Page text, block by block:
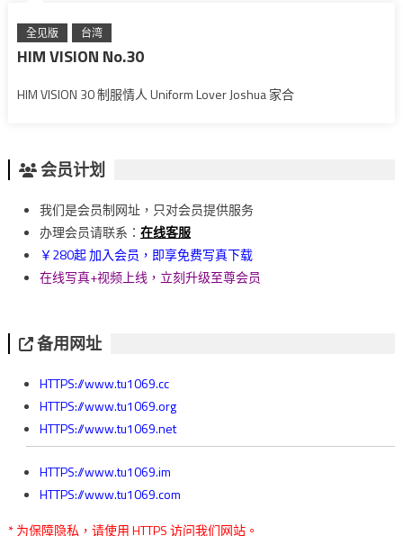
全见版 台湾
HIM VISION No.30
HIM VISION 30 制服情人 Uniform Lover Joshua 家合
会员计划
我们是会员制网址，只对会员提供服务
办理会员请联系： 在线客服
￥280起 加入会员，即享免费写真下载
在线写真+视频上线，立刻升级至尊会员
备用网址
HTTPS://www.tu1069.cc
HTTPS://www.tu1069.org
HTTPS://www.tu1069.net
HTTPS://www.tu1069.im
HTTPS://www.tu1069.com
* 为保障隐私，请使用 HTTPS 访问我们网站。